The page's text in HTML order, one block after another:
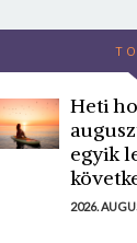
Heti
egyik
2026.